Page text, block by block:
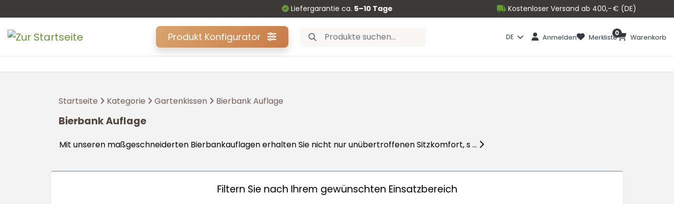
Liefergarantie ca. 5–10 Tage Kostenloser Versand ab 400,- € (DE)
Produkt Konfigurator DE Anmelden Merkliste Warenkorb
0
Startseite Kategorie Gartenkissen Bierbank Auflage
Bierbank Auflage
Mit unseren maßgeschneiderten Bierbankauflagen erhalten Sie nicht nur unübertroffenen Sitzkomfort, s ...
Filtern Sie nach Ihrem gewünschten Einsatzbereich